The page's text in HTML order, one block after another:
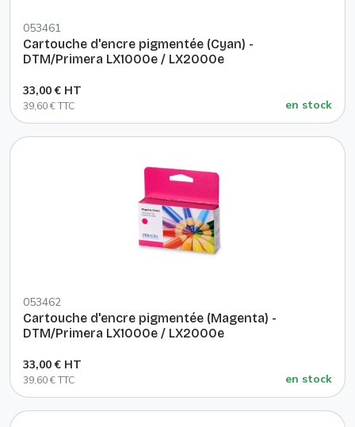
053461
Cartouche d'encre pigmentée (Cyan) -
DTM/Primera LX1000e / LX2000e
33,00 € HT
39,60 € TTC en stock
053462
Cartouche d'encre pigmentée (Magenta) -
DTM/Primera LX1000e / LX2000e
33,00 € HT
39,60 € TTC en stock